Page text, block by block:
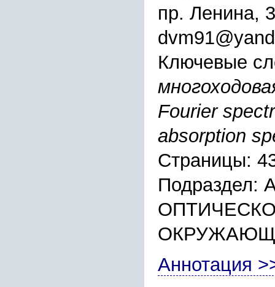
пр. Ленина,
Ключевые
Fourier
absorption
Страницы:
Аннотация